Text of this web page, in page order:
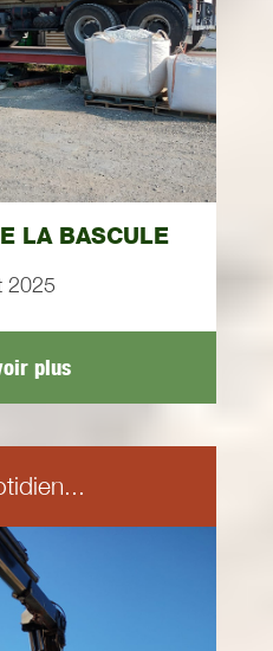
LA BASCULE
2025
plus